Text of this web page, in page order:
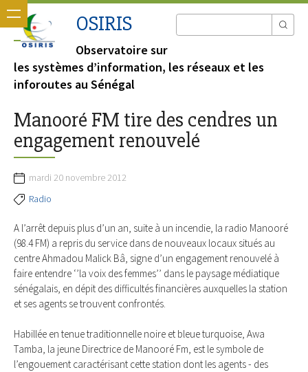
OSIRIS
Observatoire sur
les systèmes d’information, les réseaux et les
inforoutes au Sénégal
Manooré FM tire des cendres un
engagement renouvelé
mardi 20 novembre 2012
Radio
A l’arrêt depuis plus d’un an, suite à un incendie, la radio Manooré
(98.4 FM) a repris du service dans de nouveaux locaux situés au
centre Ahmadou Malick Bâ, signe d’un engagement renouvelé à
faire entendre ‘’la voix des femmes’’ dans le paysage médiatique
sénégalais, en dépit des difficultés financières auxquelles la station
et ses agents se trouvent confrontés.
Habillée en tenue traditionnelle noire et bleue turquoise, Awa
Tamba, la jeune Directrice de Manooré Fm, est le symbole de
l’engouement caractérisant cette station dont les agents - des